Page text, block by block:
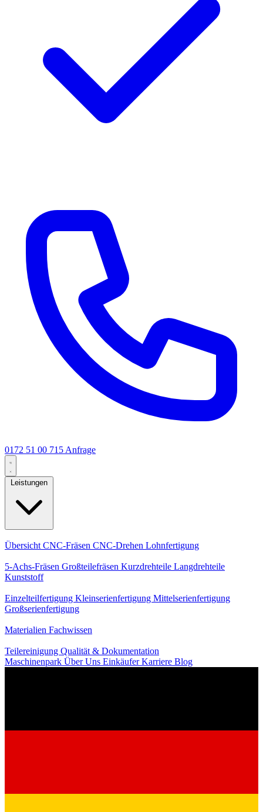
0172 51 00 715 Anfrage
Leistungen
Übersicht CNC-Fräsen CNC-Drehen Lohnfertigung
5-Achs-Fräsen Großteilefräsen Kurzdrehteile Langdrehteile
Kunststoff
Einzelteilfertigung Kleinserienfertigung Mittelserienfertigung
Großserienfertigung
Materialien Fachwissen
Teilereinigung Qualität & Dokumentation
Maschinenpark Über Uns EinkäuferKarriere Blog